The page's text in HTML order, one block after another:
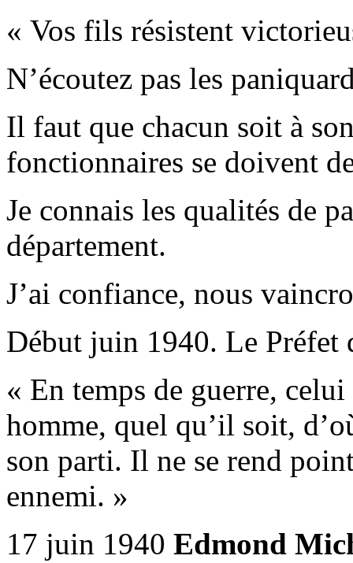
« Vos fils résistent
N’écoutez pas les
Il faut que chacun soit à
fonctionnaires se doivent
Je connais les qualités de
département.
J’ai confiance, nous
Début juin 1940. Le Préfet
« En temps de guerre,
homme, quel qu’il soit,
son parti. Il ne se rend
ennemi. »
17 juin 1940 Edmond